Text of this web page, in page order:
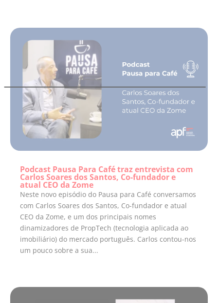
Podcast Pausa Para Café traz entrevista com
Carlos Soares dos Santos, Co-fundador e
atual CEO da Zome
Neste novo episódio do Pausa para Café conversamos
com Carlos Soares dos Santos, Co-fundador e atual
CEO da Zome, e um dos principais nomes
dinamizadores de PropTech (tecnologia aplicada ao
imobiliário) do mercado português. Carlos contou-nos
um pouco sobre a sua...